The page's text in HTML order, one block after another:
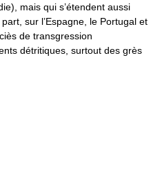
mais qui s’étendent aussi
sur l’Espagne, le Portugal et
de transgression
détritiques, surtout des grès